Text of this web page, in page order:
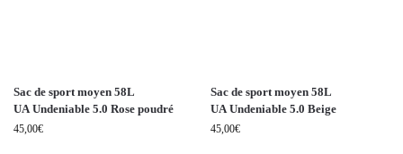
Sac de sport moyen 58L
UA Undeniable 5.0 Rose poudré
45,00€
Sac de sport moyen 58L
UA Undeniable 5.0 Beige
45,00€